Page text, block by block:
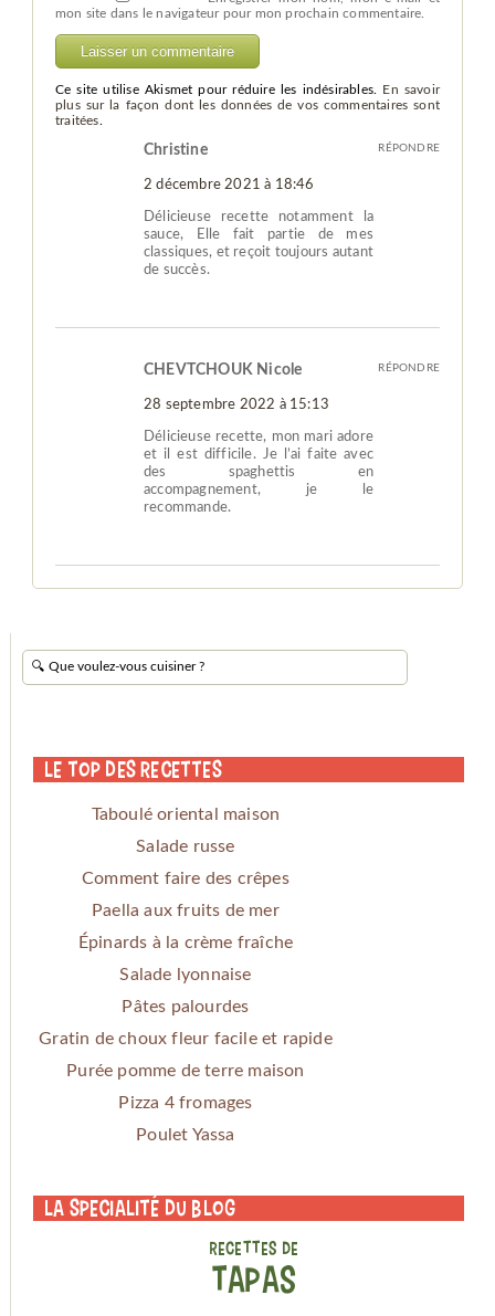
mon site dans le navigateur pour mon prochain commentaire.
Ce site utilise Akismet pour réduire les indésirables.
En savoir
plus sur la façon dont les données de vos commentaires sont
traitées.
Christine
2 décembre 2021 à 18:46
Délicieuse recette notamment la
sauce, Elle fait partie de mes
classiques, et reçoit toujours autant
de succès.
RÉPONDRE
CHEVTCHOUK Nicole
28 septembre 2022 à 15:13
Délicieuse recette, mon mari adore
et il est difficile. Je l’ai faite avec
des spaghettis en
accompagnement, je le
recommande.
RÉPONDRE
Le Top des Recettes
Taboulé oriental maison
Salade russe
Comment faire des crêpes
Paella aux fruits de mer
Épinards à la crème fraîche
Salade lyonnaise
Pâtes palourdes
Gratin de choux fleur facile et rapide
Purée pomme de terre maison
Pizza 4 fromages
Poulet Yassa
La specialité du blog
RECETTES DE
TAPAS